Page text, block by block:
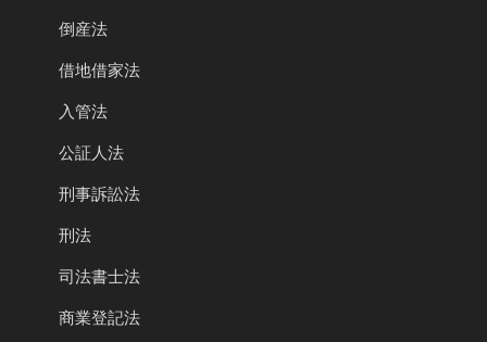
倒産法
借地借家法
入管法
公証人法
刑事訴訟法
刑法
司法書士法
商業登記法